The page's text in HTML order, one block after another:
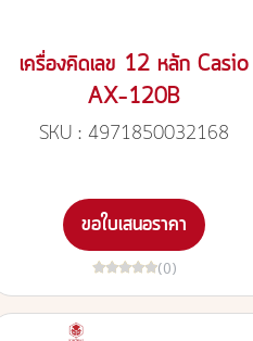
เครื่องคิดเลข 12 หลัก Casio
AX-120B
SKU : 4971850032168
ขอใบเสนอราคา
(0)